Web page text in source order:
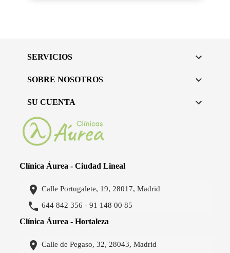
SERVICIOS 
SOBRE NOSOTROS 
SU CUENTA 
Clínica Áurea - Ciudad Lineal
 Calle Portugalete, 19, 28017, Madrid
 644 842 356 -91 148 00 85
Clínica Áurea - Hortaleza
 Calle de Pegaso, 32, 28043, Madrid